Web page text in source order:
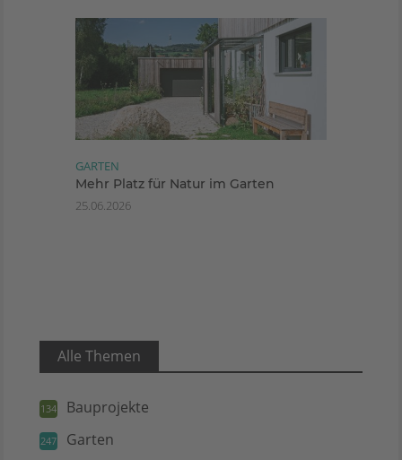
GARTEN
Mehr Platz für Natur im Garten
25.06.2026
Alle Themen
134 Bauprojekte
247 Garten